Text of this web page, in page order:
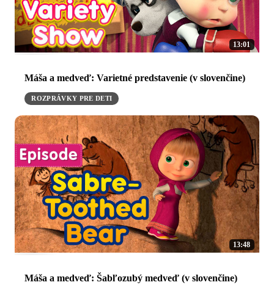
13:01
Máša a medveď: Varietné predstavenie (v slovenčine)
ROZPRÁVKY PRE DETI
13:48
Máša a medveď: Šabľozubý medveď (v slovenčine)